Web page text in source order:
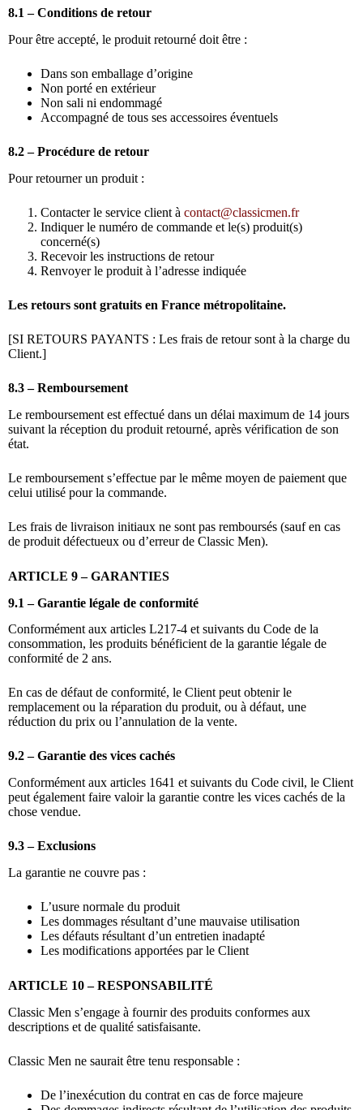
8.1 – Conditions de retour
Pour être accepté, le produit retourné doit être :
Dans son emballage d’origine
Non porté en extérieur
Non sali ni endommagé
Accompagné de tous ses accessoires éventuels
8.2 – Procédure de retour
Pour retourner un produit :
Contacter le service client à contact@classicmen.fr
Indiquer le numéro de commande et le(s) produit(s)
concerné(s)
Recevoir les instructions de retour
Renvoyer le produit à l’adresse indiquée
Les retours sont gratuits en France métropolitaine.
[SI RETOURS PAYANTS : Les frais de retour sont à la charge du
Client.]
8.3 – Remboursement
Le remboursement est effectué dans un délai maximum de 14 jours
suivant la réception du produit retourné, après vérification de son
état.
Le remboursement s’effectue par le même moyen de paiement que
celui utilisé pour la commande.
Les frais de livraison initiaux ne sont pas remboursés (sauf en cas
de produit défectueux ou d’erreur de Classic Men).
ARTICLE 9 – GARANTIES
9.1 – Garantie légale de conformité
Conformément aux articles L217-4 et suivants du Code de la
consommation, les produits bénéficient de la garantie légale de
conformité de 2 ans.
En cas de défaut de conformité, le Client peut obtenir le
remplacement ou la réparation du produit, ou à défaut, une
réduction du prix ou l’annulation de la vente.
9.2 – Garantie des vices cachés
Conformément aux articles 1641 et suivants du Code civil, le Client
peut également faire valoir la garantie contre les vices cachés de la
chose vendue.
9.3 – Exclusions
La garantie ne couvre pas :
L’usure normale du produit
Les dommages résultant d’une mauvaise utilisation
Les défauts résultant d’un entretien inadapté
Les modifications apportées par le Client
ARTICLE 10 – RESPONSABILITÉ
Classic Men s’engage à fournir des produits conformes aux
descriptions et de qualité satisfaisante.
Classic Men ne saurait être tenu responsable :
De l’inexécution du contrat en cas de force majeure